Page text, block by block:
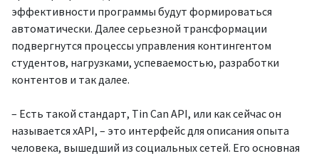
эффективности программы будут формироваться
автоматически. Далее серьезной трансформации
подвергнутся процессы управления контингентом
студентов, нагрузками, успеваемостью, разработки
контентов и так далее.
– Есть такой стандарт, Tin Can API, или как сейчас он
называется xAPI, – это интерфейс для описания опыта
человека, вышедший из социальных сетей. Его основная